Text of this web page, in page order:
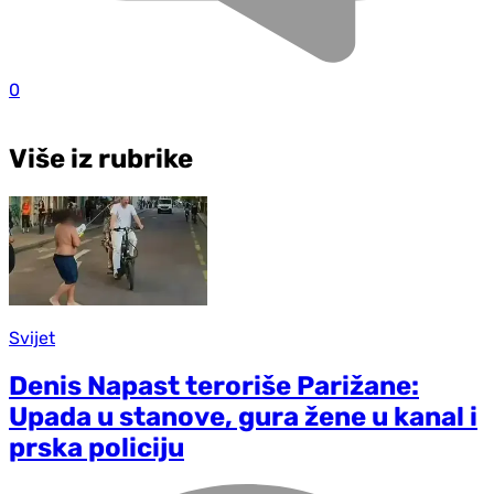
0
Više iz rubrike
Svijet
Denis Napast teroriše Parižane:
Upada u stanove, gura žene u kanal i
prska policiju